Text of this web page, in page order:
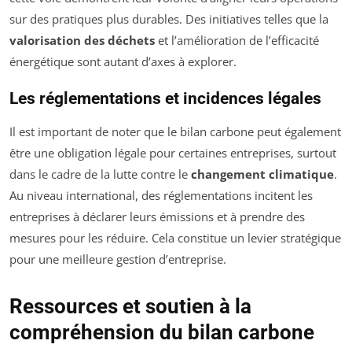
sur des pratiques plus durables. Des initiatives telles que la
valorisation des déchets et l’amélioration de l’efficacité
énergétique sont autant d’axes à explorer.
Les réglementations et incidences légales
Il est important de noter que le bilan carbone peut également
être une obligation légale pour certaines entreprises, surtout
dans le cadre de la lutte contre le changement climatique.
Au niveau international, des réglementations incitent les
entreprises à déclarer leurs émissions et à prendre des
mesures pour les réduire. Cela constitue un levier stratégique
pour une meilleure gestion d’entreprise.
Ressources et soutien à la
compréhension du bilan carbone